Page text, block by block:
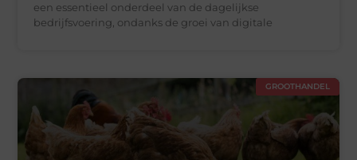
een essentieel onderdeel van de dagelijkse
bedrijfsvoering, ondanks de groei van digitale
GROOTHANDEL